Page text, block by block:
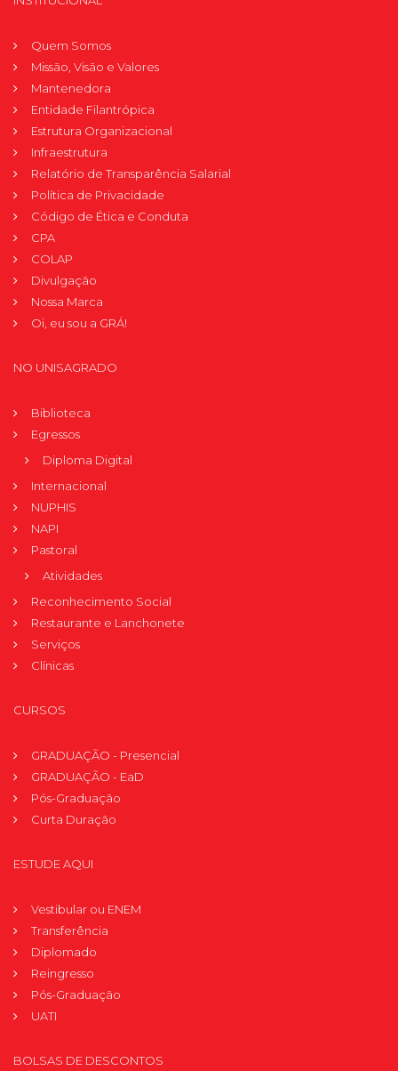
Quem Somos
Missão, Visão e Valores
Mantenedora
Entidade Filantrópica
Estrutura Organizacional
Infraestrutura
Relatório de Transparência Salarial
Política de Privacidade
Código de Ética e Conduta
CPA
COLAP
Divulgação
Nossa Marca
Oi, eu sou a GRÁ!
NO UNISAGRADO
Biblioteca
Egressos
Diploma Digital
Internacional
NUPHIS
NAPI
Pastoral
Atividades
Reconhecimento Social
Restaurante e Lanchonete
Serviços
Clínicas
CURSOS
GRADUAÇÃO - Presencial
GRADUAÇÃO - EaD
Pós-Graduação
Curta Duração
ESTUDE AQUI
Vestibular ou ENEM
Transferência
Diplomado
Reingresso
Pós-Graduação
UATI
BOLSAS DE DESCONTOS